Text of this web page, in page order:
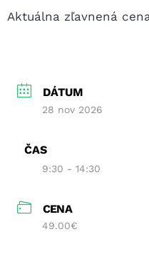
Aktuálna zľavnená
DÁTUM
28 nov 2026
ČAS
9:30 - 14:30
CENA
49.00€